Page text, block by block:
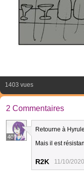
1403 vues
2 Commentaires
40
Retourne à
Mais il est
R2K 11/10/